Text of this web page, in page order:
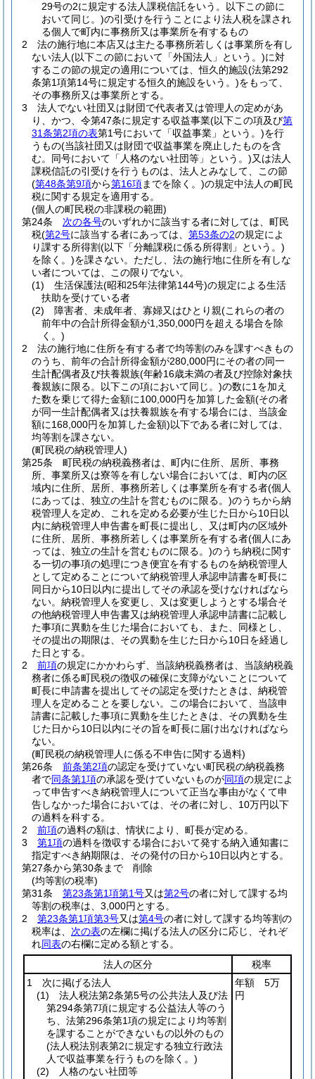
29号の2に規定する法人課税信託をいう。以下この節に
おいて同じ。)の引受けを行うことにより法人税を課され
る個人で町内に事務所又は事業所を有するもの
2
法の施行地に本店又は主たる事務所若しくは事業所を有し
ない法人(以下この節において「外国法人」という。)に対
するこの節の規定の適用については、恒久的施設(法第292
条第1項第14号に規定する恒久的施設をいう。)をもって、
その事務所又は事業所とする。
3
法人でない社団又は財団で代表者又は管理人の定めがあ
り、かつ、令第47条に規定する収益事業(以下この項及び第
31条第2項の表第1号において「収益事業」という。)を行
うもの(当該社団又は財団で収益事業を廃止したものを含
む。同号において「人格のない社団等」という。)又は法人
課税信託の引受けを行うものは、法人とみなして、この節
(第48条第9項から第16項までを除く。)の規定中法人の町民
税に関する規定を適用する。
(個人の町民税の非課税の範囲)
第24条
次の各号のいずれかに該当する者に対しては、町民
税(第2号に該当する者にあっては、 第53条の2の規定によ
り課する所得割(以下「分離課税に係る所得割」という。)
を除く。)を課さない。 ただし、法の施行地に住所を有しな
い者については、この限りでない。
(1)
生活保護法(昭和25年法律第144号)の規定による生活
扶助を受けている者
(2)
障害者、未成年者、寡婦又はひとり親(これらの者の
前年中の合計所得金額が1,350,000円を超える場合を除
く。)
2
法の施行地に住所を有する者で均等割のみを課すべきもの
のうち、前年の合計所得金額が280,000円にその者の同一
生計配偶者及び扶養親族(年齢16歳未満の者及び控除対象扶
養親族に限る。以下この項において同じ。)の数に1を加え
た数を乗じて得た金額に100,000円を加算した金額(その者
が同一生計配偶者又は扶養親族を有する場合には、当該金
額に168,000円を加算した金額)以下である者に対しては、
均等割を課さない。
(町民税の納税管理人)
第25条
町民税の納税義務者は、町内に住所、居所、事務
所、事業所又は寮等を有しない場合においては、町内の区
域内に住所、居所、事務所若しくは事業所を有する者(個人
にあっては、独立の生計を営むものに限る。)のうちから納
税管理人を定め、これを定める必要が生じた日から10日以
内に納税管理人申告書を町長に提出し、又は町内の区域外
に住所、居所、事務所若しくは事業所を有する者(個人にあ
っては、独立の生計を営むものに限る。)のうち納税に関す
る一切の事項の処理につき便宜を有するものを納税管理人
として定めることについて納税管理人承認申請書を町長に
同日から10日以内に提出してその承認を受けなければなら
ない。 納税管理人を変更し、又は変更しようとする場合そ
の他納税管理人申告書又は納税管理人承認申請書に記載し
た事項に異動を生じた場合においても、また、同様とし、
その提出の期限は、その異動を生じた日から10日を経過し
た日とする。
2
前項の規定にかかわらず、当該納税義務者は、当該納税義
務者に係る町民税の徴収の確保に支障がないことについて
町長に申請書を提出してその認定を受けたときは、納税管
理人を定めることを要しない。
この場合において、当該申
請書に記載した事項に異動を生じたときは、その異動を生
じた日から10日以内にその旨を町長に届け出なければなら
ない。
(町民税の納税管理人に係る不申告に関する過料)
第26条
前条第2項の認定を受けていない町民税の納税義務
者で同条第1項の承認を受けていないものが同項の規定によ
って申告すべき納税管理人について正当な事由がなくて申
告しなかった場合においては、その者に対し、10万円以下
の過料を科する。
2
前項の過料の額は、情状により、町長が定める。
3
第1項の過料を徴収する場合において発する納入通知書に
指定すべき納期限は、その発付の日から10日以内とする。
第27条から第30条まで
削除
(均等割の税率)
第31条
第23条第1項第1号又は第2号の者に対して課する均
等割の税率は、3,000円とする。
2
第23条第1項第3号又は第4号の者に対して課する均等割の
税率は、 次の表の左欄に掲げる法人の区分に応じ、それぞ
れ同表の右欄に定める額とする。
法人の区分
税率
1 次に掲げる法人
(1) 法人税法第2条第5号の公共法人及び法
第294条第7項に規定する公益法人等のう
ち、法第296条第1項の規定により均等割
を課することができないもの以外のもの
(法人税法別表第2に規定する独立行政法
人で収益事業を行うものを除く。)
(2) 人格のない社団等
年額 5万
円